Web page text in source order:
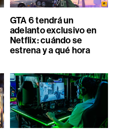
GTA 6 tendrá un
adelanto exclusivo en
Netflix: cuándo se
estrena y a qué hora